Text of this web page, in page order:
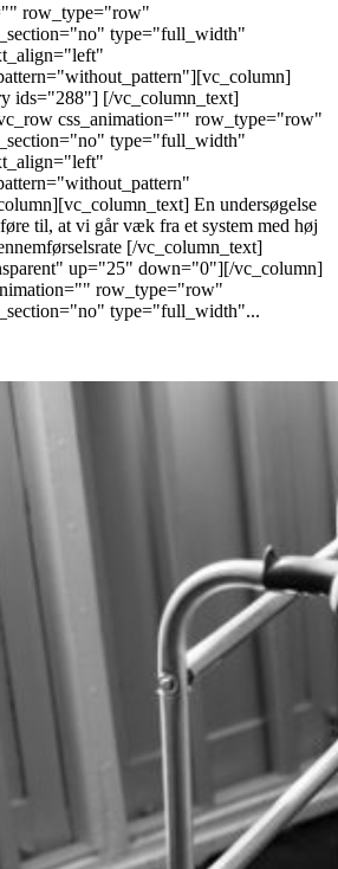
row_type="row"
type="full_width"
ids="288"] [/vc_column_text]
css_animation="" row_type="row"
type="full_width"
En undersøgelse
til, at vi går væk fra et system med høj
[/vc_column_text]
up="25" down="0"][/vc_column]
row_type="row"
type="full_width"...